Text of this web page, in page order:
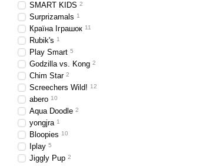
SMART KIDS 2
Surprizamals 1
Країна Іграшок 11
Rubik's 1
Play Smart 5
Godzilla vs. Kong 2
Chim Star 2
Screechers Wild! 12
abero 10
Aqua Doodle 2
yongjra 1
Bloopies 10
Iplay 5
Jiggly Pup 2